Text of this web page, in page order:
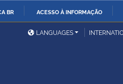
BR ACESSO À INFORMAÇÃO
Ministério das Relações
ExterioresLANGUAGES